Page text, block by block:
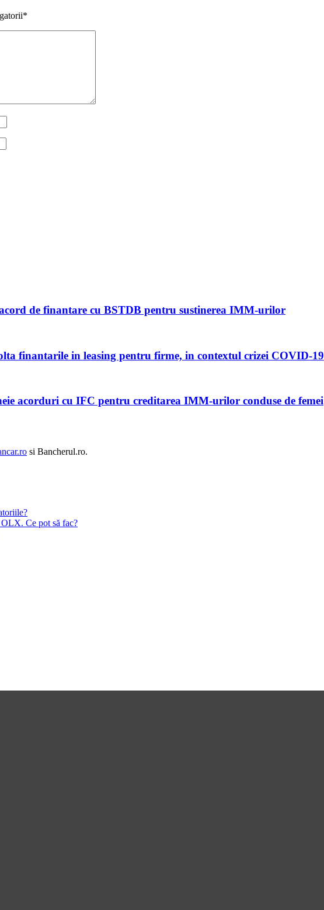
de finantare cu BSTDB pentru sustinerea IMM-urilor
finantarile in leasing pentru firme, in contextul crizei COVID-19
acorduri cu IFC pentru creditarea IMM-urilor conduse de femei
si Bancherul.ro.
Ce pot să fac?